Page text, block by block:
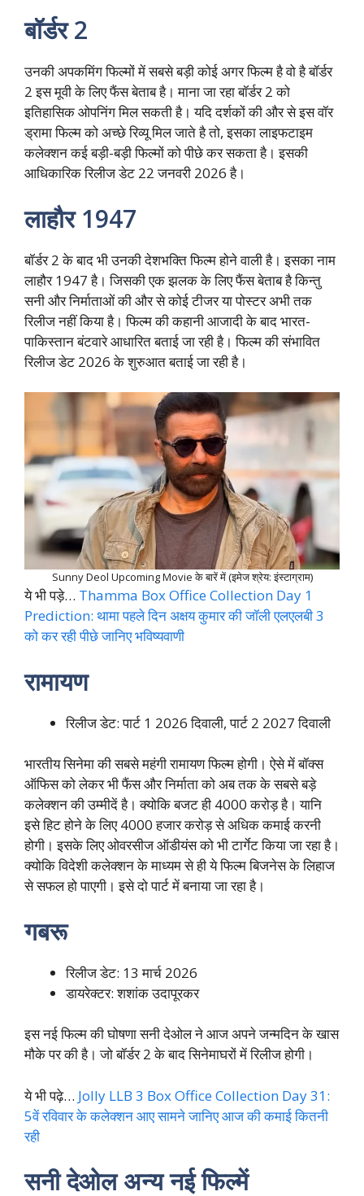
बॉर्डर 2
उनकी अपकमिंग फिल्मों में सबसे बड़ी कोई अगर फिल्म है वो है बॉर्डर
2 इस मूवी के लिए फैंस बेताब है। माना जा रहा बॉर्डर 2 को
इतिहासिक ओपनिंग मिल सकती है। यदि दर्शकों की और से इस वॉर
ड्रामा फिल्म को अच्छे रिव्यू मिल जाते है तो, इसका लाइफटाइम
कलेक्शन कई बड़ी-बड़ी फिल्मों को पीछे कर सकता है। इसकी
आधिकारिक रिलीज डेट 22 जनवरी 2026 है।
लाहौर 1947
बॉर्डर 2 के बाद भी उनकी देशभक्ति फिल्म होने वाली है। इसका नाम
लाहौर 1947 है। जिसकी एक झलक के लिए फैंस बेताब है किन्तु
सनी और निर्माताओं की और से कोई टीजर या पोस्टर अभी तक
रिलीज नहीं किया है। फिल्म की कहानी आजादी के बाद भारत-
पाकिस्तान बंटवारे आधारित बताई जा रही है। फिल्म की संभावित
रिलीज डेट 2026 के शुरुआत बताई जा रही है।
Sunny Deol Upcoming Movie के बारें में (इमेज श्रेय: इंस्टाग्राम)
ये भी पड़े… Thamma Box Office Collection Day 1
Prediction: थामा पहले दिन अक्षय कुमार की जॉली एलएलबी 3
को कर रही पीछे जानिए भविष्यवाणी
रामायण
रिलीज डेट: पार्ट 1 2026 दिवाली, पार्ट 2 2027 दिवाली
भारतीय सिनेमा की सबसे महंगी रामायण फिल्म होगी। ऐसे में बॉक्स
ऑफिस को लेकर भी फैंस और निर्माता को अब तक के सबसे बड़े
कलेक्शन की उम्मीदें है। क्योकि बजट ही 4000 करोड़ है। यानि
इसे हिट होने के लिए 4000 हजार करोड़ से अधिक कमाई करनी
होगी। इसके लिए ओवरसीज ऑडीयंस को भी टार्गेट किया जा रहा है।
क्योकि विदेशी कलेक्शन के माध्यम से ही ये फिल्म बिजनेस के लिहाज
से सफल हो पाएगी। इसे दो पार्ट में बनाया जा रहा है।
गबरू
रिलीज डेट: 13 मार्च 2026
डायरेक्टर: शशांक उदापूरकर
इस नई फिल्म की घोषणा सनी देओल ने आज अपने जन्मदिन के खास
मौके पर की है। जो बॉर्डर 2 के बाद सिनेमाघरों में रिलीज होगी।
ये भी पढ़े… Jolly LLB 3 Box Office Collection Day 31:
5वें रविवार के कलेक्शन आए सामने जानिए आज की कमाई कितनी
रही
सनी देओल अन्य नई फिल्में